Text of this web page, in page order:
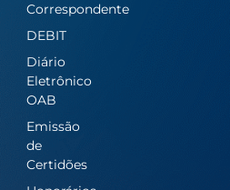
Correspondente
DEBIT
Diário
Eletrônico
OAB
Emissão
de
Certidões